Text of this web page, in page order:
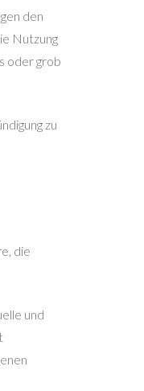
den
Nutzung
oder grob
zu
die
und